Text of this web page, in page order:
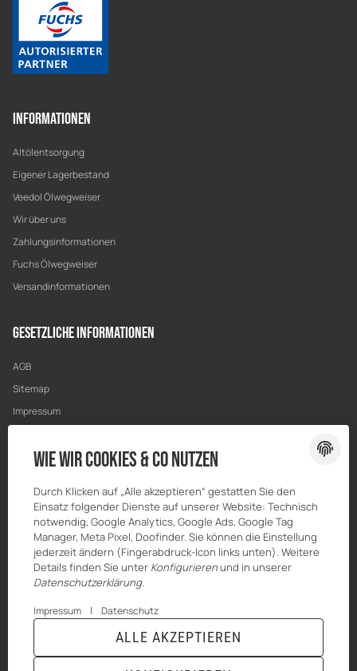
Informationen
Altölentsorgung
Eigener Lagerbestand
Veedol Ölwegweiser
Wir über uns
Zahlungsinformationen
Fuchs Ölwegweiser
Versandinformationen
Gesetzliche Informationen
AGB
Sitemap
Impressum
Widerrufsrecht
© HILBERT Mineralöl GmbH* Alle Preise inkl. gesetzlicher USt., zzgl.Versand
JTL-Shop| TECHNIK JTL-Shop Template
Wie wir Cookies & Co nutzen
Durch Klicken auf „Alle akzeptieren“ gestatten Sie den
Einsatz folgender Dienste auf unserer Website: Technisch
notwendig, Google Analytics, Google Ads, Google Tag
Manager, Meta Pixel, Doofinder. Sie können die Einstellung
jederzeit ändern (Fingerabdruck-Icon links unten). Weitere
Details finden Sie unter Konfigurierenund in unserer
Datenschutzerklärung.
Impressum | Datenschutz
ALLE AKZEPTIEREN